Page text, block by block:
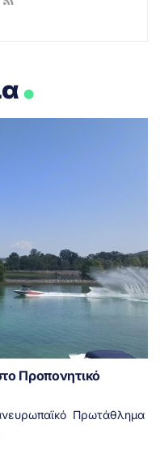
.
Προπονητικό
Πρωτάθλημα